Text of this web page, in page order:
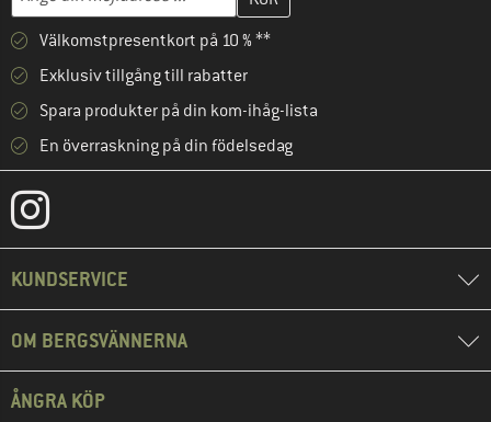
Välkomstpresentkort på 10 % **
Exklusiv tillgång till rabatter
Spara produkter på din kom-ihåg-lista
En överraskning på din födelsedag
KUNDSERVICE
OM BERGSVÄNNERNA
ÅNGRA KÖP